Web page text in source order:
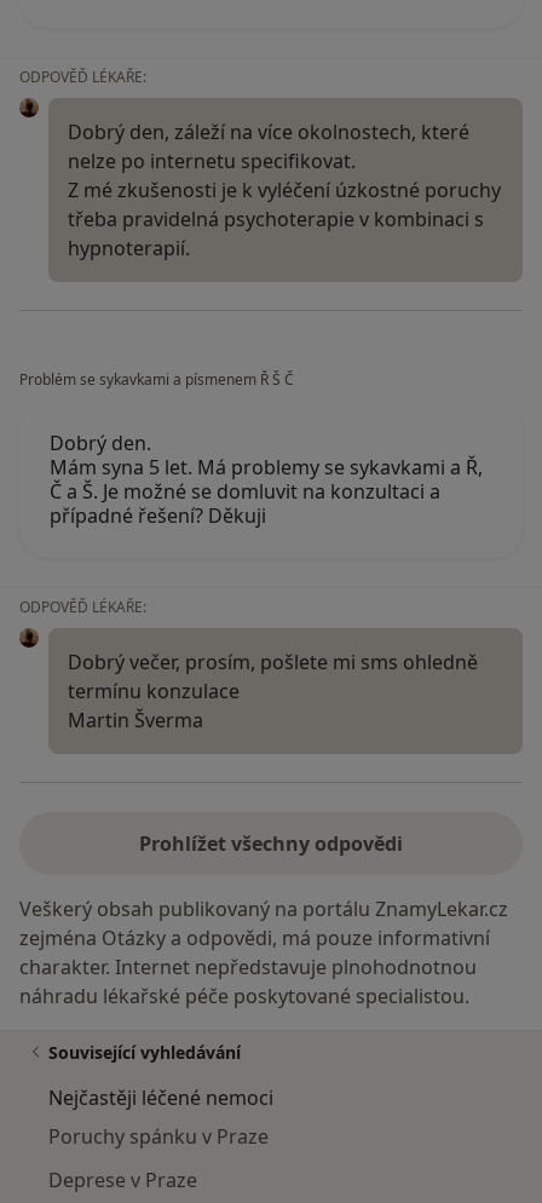
ODPOVĚĎ LÉKAŘE:
Dobrý den, záleží na více okolnostech, které
nelze po internetu specifikovat.
Z mé zkušenosti je k vyléčení úzkostné poruchy
třeba pravidelná psychoterapie v kombinaci s
hypnoterapií.
Problém se sykavkami a písmenem Ř Š Č
Dobrý den.
Mám syna 5 let. Má problemy se sykavkami a Ř,
Č a Š. Je možné se domluvit na konzultaci a
případné řešení? Děkuji
ODPOVĚĎ LÉKAŘE:
Dobrý večer, prosím, pošlete mi sms ohledně
termínu konzulace
Martin Šverma
Prohlížet všechny odpovědi
Veškerý obsah publikovaný na portálu ZnamyLekar.cz
zejména Otázky a odpovědi, má pouze informativní
charakter. Internet nepředstavuje plnohodnotnou
náhradu lékařské péče poskytované specialistou.
Související vyhledávání
Nejčastěji léčené nemoci
Poruchy spánku v Praze
Deprese v Praze